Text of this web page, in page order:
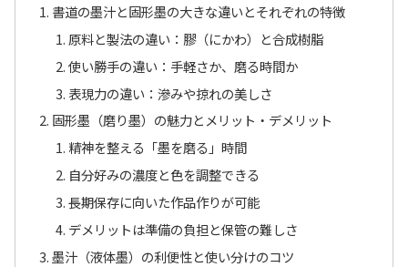
書道の墨汁と固形墨の大きな違いとそれぞれの特徴
原料と製法の違い：膠（にかわ）と合成樹脂
使い勝手の違い：手軽さか、磨る時間か
表現力の違い：滲みや掠れの美しさ
固形墨（磨り墨）の魅力とメリット・デメリット
精神を整える「墨を磨る」時間
自分好みの濃度と色を調整できる
長期保存に向いた作品作りが可能
デメリットは準備の負担と保管の難しさ
墨汁（液体墨）の利便性と使い分けのコツ